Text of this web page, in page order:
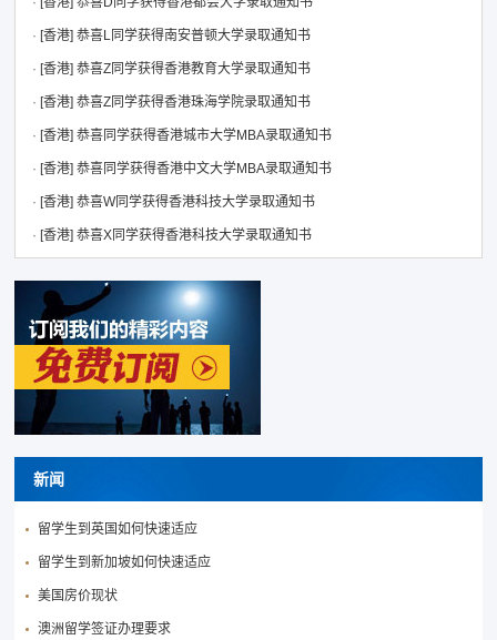
· [香港] 恭喜L同学获得南安普顿大学录取通知书
· [香港] 恭喜Z同学获得香港教育大学录取通知书
· [香港] 恭喜Z同学获得香港珠海学院录取通知书
· [香港] 恭喜同学获得香港城市大学MBA录取通知书
· [香港] 恭喜同学获得香港中文大学MBA录取通知书
· [香港] 恭喜W同学获得香港科技大学录取通知书
· [香港] 恭喜X同学获得香港科技大学录取通知书
新闻
留学生到英国如何快速适应
留学生到新加坡如何快速适应
美国房价现状
澳洲留学签证办理要求